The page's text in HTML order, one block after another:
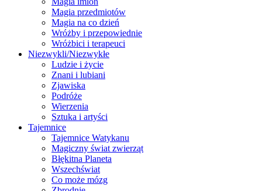
Magia przedmiotów
Magia na co dzień
Wróżby i przepowiednie
Wróżbici i terapeuci
Niezwykli/Niezwykłe
Ludzie i życie
Znani i lubiani
Zjawiska
Podróże
Wierzenia
Sztuka i artyści
Tajemnice
Tajemnice Watykanu
Magiczny świat zwierząt
Błękitna Planeta
Wszechświat
Co może mózg